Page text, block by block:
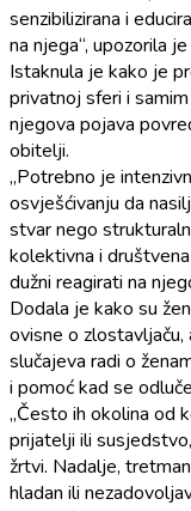
senzibilizirana i
na njega“, upozorila
Istaknula je kako je
privatnoj sferi i
njegova pojava
obitelji.
„Potrebno je
osvješćivanju da
stvar nego
kolektivna i
dužni reagirati na
Dodala je kako su
ovisne o zlostavljaču,
slučajeva radi o
i pomoć kad se
„Često ih okolina od
prijatelji ili
žrtvi. Nadalje,
hladan ili